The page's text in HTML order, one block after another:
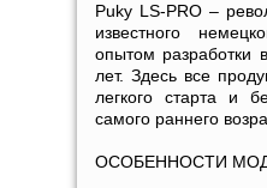
Puky LS-PRO –
известного
опытом разработки
лет. Здесь все
легкого старта и
самого раннего
ОСОБЕННОСТИ